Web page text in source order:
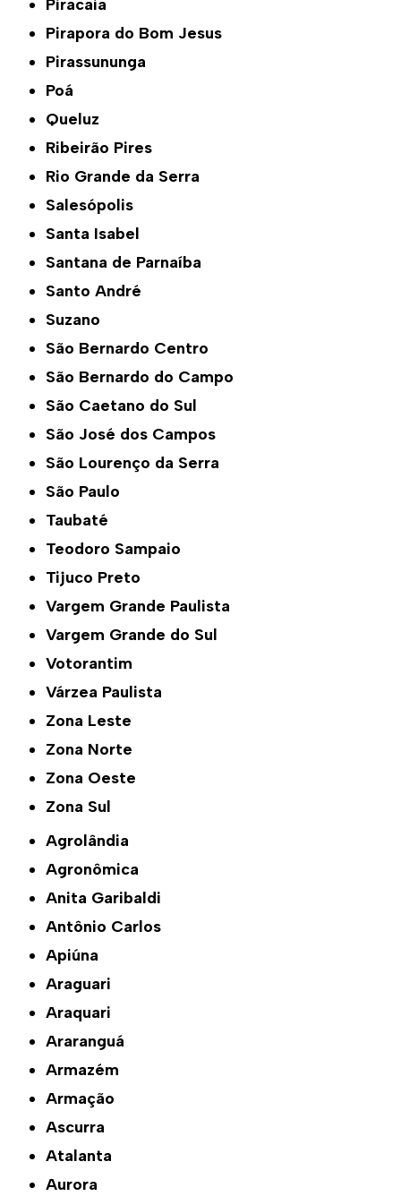
Piracaia
Pirapora do Bom Jesus
Pirassununga
Poá
Queluz
Ribeirão Pires
Rio Grande da Serra
Salesópolis
Santa Isabel
Santana de Parnaíba
Santo André
Suzano
São Bernardo Centro
São Bernardo do Campo
São Caetano do Sul
São José dos Campos
São Lourenço da Serra
São Paulo
Taubaté
Teodoro Sampaio
Tijuco Preto
Vargem Grande Paulista
Vargem Grande do Sul
Votorantim
Várzea Paulista
Zona Leste
Zona Norte
Zona Oeste
Zona Sul
Agrolândia
Agronômica
Anita Garibaldi
Antônio Carlos
Apiúna
Araguari
Araquari
Araranguá
Armazém
Armação
Ascurra
Atalanta
Aurora